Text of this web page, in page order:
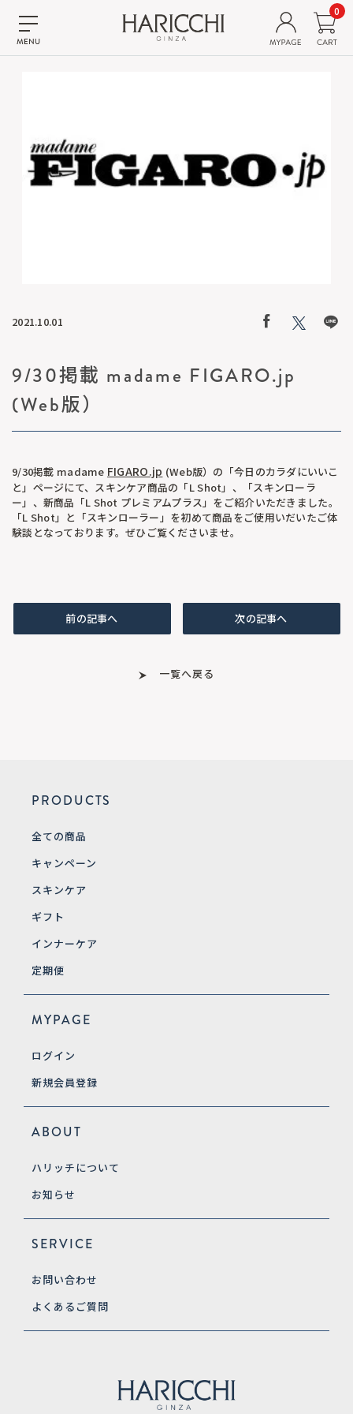
0
2021.10.01
9/30掲載 madame FIGARO.jp
(Web版）
9/30掲載 madame FIGARO.jp (Web版）の「今日のカラダにいいこ
と」ページにて、スキンケア商品の「L Shot」、「スキンローラ
ー」、新商品「L Shot プレミアムプラス」をご紹介いただきました。
「L Shot」と「スキンローラー」を初めて商品をご使用いだいたご体
験談となっております。ぜひご覧くださいませ。
前の記事へ
一覧へ戻る
次の記事へ
PRODUCTS
全ての商品
キャンペーン
スキンケア
ギフト
インナーケア
定期便
MYPAGE
ログイン
新規会員登録
ABOUT
ハリッチについて
お知らせ
SERVICE
お問い合わせ
よくあるご質問